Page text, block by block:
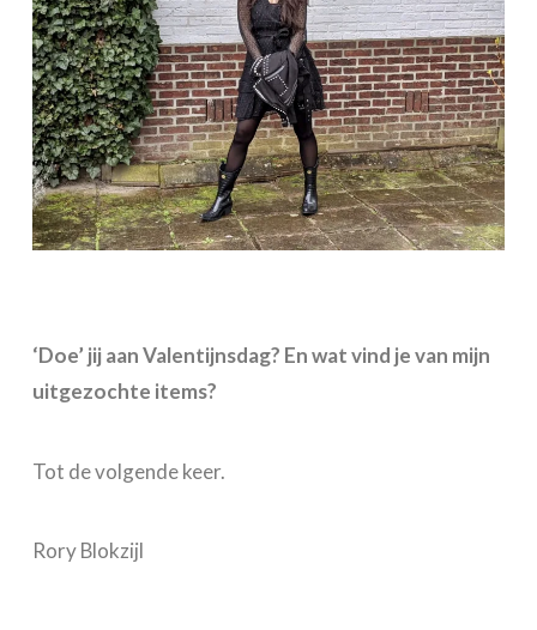
‘Doe’ jij aan Valentijnsdag? En wat vind je van mijn
uitgezochte items?
Tot de volgende keer.
Rory Blokzijl